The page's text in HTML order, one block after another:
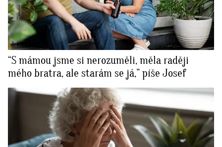
“S mámou jsme si nerozuměli, měla raději
mého bratra, ale starám se já,” píše Josef